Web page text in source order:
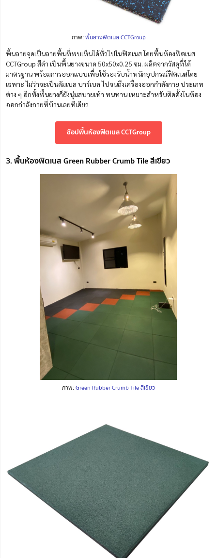
ภาพ:พื้นยางฟิตเนส CCTGroup
พื้นลายจุดเป็นลายพื้นที่พบเห็นได้ทั่วไปในฟิตเนส โดยพื้นห้องฟิตเนส
CCTGroup สีดำ เป็นพื้นยางขนาด 50x50x0.25 ซม. ผลิตจากวัสดุที่ได้
มาตรฐาน พร้อมการออกแบบเพื่อใช้รองรับน้ำหนักอุปกรณ์ฟิตเนสโดย
เฉพาะ ไม่ว่าจะเป็นดัมเบล บาร์เบล ไปจนถึงเครื่องออกกำลังกาย ประเภท
ต่าง ๆ อีกทั้งพื้นยางก็ยังนุ่มสบายเท้า ทนทาน เหมาะสำหรับติดตั้งในห้อง
ออกกำลังกายที่บ้านเลยทีเดียว
ช้อปพื้นห้องฟิตเนส CCTGroup
3. พื้นห้องฟิตเนส Green Rubber Crumb Tile สีเขียว
ภาพ:Green Rubber Crumb Tile สีเขียว